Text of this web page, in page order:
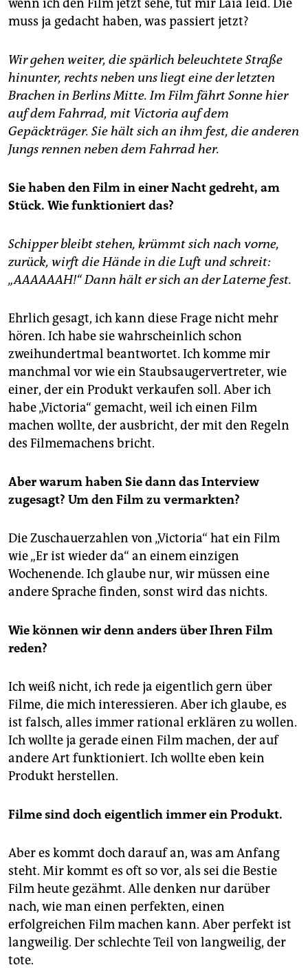
wenn ich den Film jetzt sehe, tut mir Laia leid. Die
muss ja gedacht haben, was passiert jetzt?
Wir gehen weiter, die spärlich beleuchtete Straße
hinunter, rechts neben uns liegt eine der letzten
Brachen in Berlins Mitte. Im Film fährt Sonne hier
auf dem Fahrrad, mit Victoria auf dem
Gepäckträger. Sie hält sich an ihm fest, die anderen
Jungs rennen neben dem Fahrrad her.
Sie haben den Film in einer Nacht gedreht, am
Stück. Wie funktioniert das?
Schipper bleibt stehen, krümmt sich nach vorne,
zurück, wirft die Hände in die Luft und schreit:
„AAAAAAH!“ Dann hält er sich an der Laterne fest.
Ehrlich gesagt, ich kann diese Frage nicht mehr
hören. Ich habe sie wahrscheinlich schon
zweihundertmal beantwortet. Ich komme mir
manchmal vor wie ein Staubsaugervertreter, wie
einer, der ein Produkt verkaufen soll. Aber ich
habe „Victoria“ gemacht, weil ich einen Film
machen wollte, der ausbricht, der mit den Regeln
des Filmemachens bricht.
Aber warum haben Sie dann das Interview
zugesagt? Um den Film zu vermarkten?
Die Zuschauerzahlen von „Victoria“ hat ein Film
wie „Er ist wieder da“ an einem einzigen
Wochenende. Ich glaube nur, wir müssen eine
andere Sprache finden, sonst wird das nichts.
Wie können wir denn anders über Ihren Film
reden?
Ich weiß nicht, ich rede ja eigentlich gern über
Filme, die mich interessieren. Aber ich glaube, es
ist falsch, alles immer rational erklären zu wollen.
Ich wollte ja gerade einen Film machen, der auf
andere Art funktioniert. Ich wollte eben kein
Produkt herstellen.
Filme sind doch eigentlich immer ein Produkt.
Aber es kommt doch darauf an, was am Anfang
steht. Mir kommt es oft so vor, als sei die Bestie
Film heute gezähmt. Alle denken nur darüber
nach, wie man einen perfekten, einen
erfolgreichen Film machen kann. Aber perfekt ist
langweilig. Der schlechte Teil von langweilig, der
tote.